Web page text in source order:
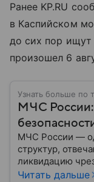
Ранее KP.RU
в Каспийском
до сих пор ищут
произошел 6
Узнать больше по
МЧС России:
МЧС России —
структур,
ликвидацию
играет важную
Читать дальше